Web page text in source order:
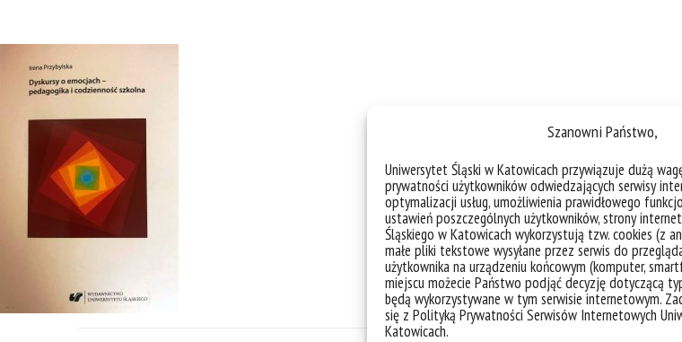
Szanowni Państwo,
Uniwersytet Śląski w Katowicach przywiązuje dużą
prywatności użytkowników odwiedzających serwisy
optymalizacji usług, umożliwienia prawidłowego
ustawień poszczególnych użytkowników, strony
Śląskiego w Katowicach wykorzystują tzw. cookies (z
małe pliki tekstowe wysyłane przez serwis do
użytkownika na urządzeniu końcowym (komputer,
miejscu możecie Państwo podjąć decyzję dotyczącą
będą wykorzystywane w tym serwisie internetowym.
się z Polityką Prywatności Serwisów Internetowych
Katowicach.